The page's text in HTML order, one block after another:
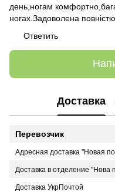
день,ногам
ногах.Задоволена повністю.
Ответить
Доставка
Перевозчик
Адресная доставка "Новая
Доставка в отделение "Нова
Доставка УкрПочтой